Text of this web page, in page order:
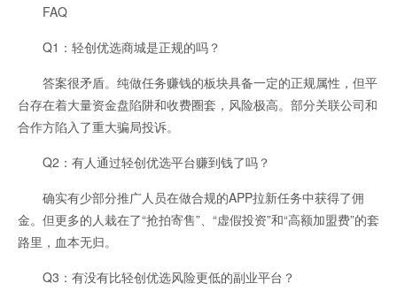
FAQ
Q1：轻创优选商城是正规的吗？
答案很矛盾。纯做任务赚钱的板块具备一定的正规属性，但平
台存在着大量资金盘陷阱和收费圈套，风险极高。部分关联公司和
合作方陷入了重大骗局投诉。
Q2：有人通过轻创优选平台赚到钱了吗？
确实有少部分推广人员在做合规的APP拉新任务中获得了佣
金。但更多的人栽在了“抢拍寄售”、“虚假投资”和“高额加盟费”的套
路里，血本无归。
Q3：有没有比轻创优选风险更低的副业平台？